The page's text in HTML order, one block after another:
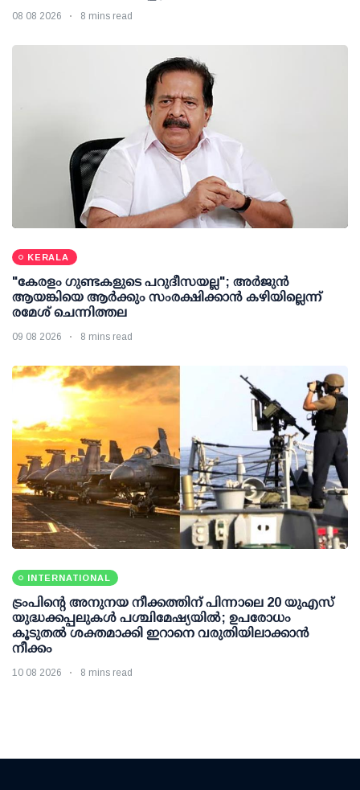
08 08 2026 8 mins read
KERALA
"കേരളം ഗുണ്ടകളുടെ പറുദീസയല്ല"; അർജുൻ
ആയങ്കിയെ ആർക്കും സംരക്ഷിക്കാൻ കഴിയില്ലെന്ന്
രമേശ് ചെന്നിത്തല
09 08 2026 8 mins read
INTERNATIONAL
ട്രംപിന്റെ അനുനയ നീക്കത്തിന് പിന്നാലെ 20 യുഎസ്
യുദ്ധക്കപ്പലുകള്‍ പശ്ചിമേഷ്യയില്‍; ഉപരോധം
കൂടുതല്‍ ശക്തമാക്കി ഇറാനെ വരുതിയിലാക്കാന്‍
നീക്കം
10 08 2026 8 mins read